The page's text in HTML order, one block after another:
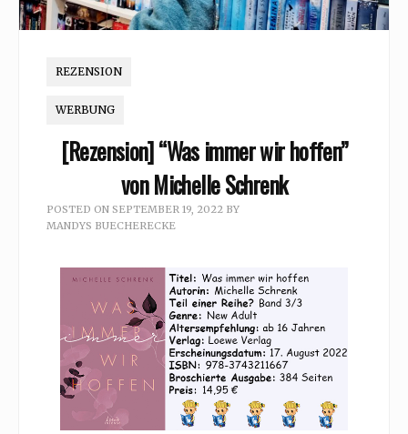
REZENSION
WERBUNG
[Rezension] “Was immer wir hoffen”
von Michelle Schrenk
POSTED ON SEPTEMBER 19, 2022 BY
MANDYS BUECHERECKE